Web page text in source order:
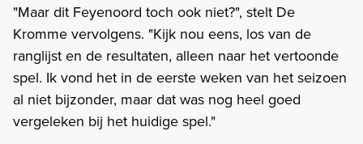
"Maar dit Feyenoord toch ook niet?", stelt De
Kromme vervolgens. "Kijk nou eens, los van de
ranglijst en de resultaten, alleen naar het vertoonde
spel. Ik vond het in de eerste weken van het seizoen
al niet bijzonder, maar dat was nog heel goed
vergeleken bij het huidige spel."